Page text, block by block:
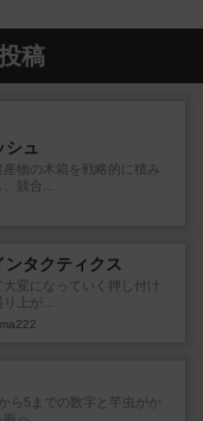
稿
ュ
産物の木箱を戦略的に積み
競合...
ンタクティクス
変になっていく押し付け
上が...
ら5までの数字と芋虫がか